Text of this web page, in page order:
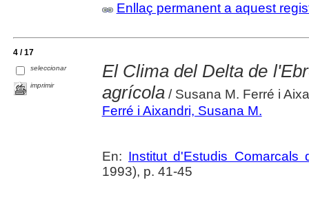
Enllaç permanent a aquest
4 / 17
seleccionar
imprimir
El Clima del Delta de
agrícola/ Susana M. Ferré i
Ferré i Aixandri, Susana M.
En: Institut d'Estudis Comarcals
1993), p. 41-45